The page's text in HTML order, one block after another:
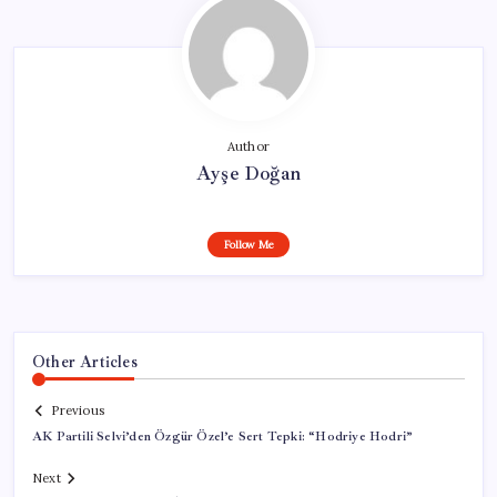
Author
Ayşe Doğan
Follow Me
Other Articles
Previous
AK Partili Selvi’den Özgür Özel’e Sert Tepki: “Hodriye Hodri”
Next